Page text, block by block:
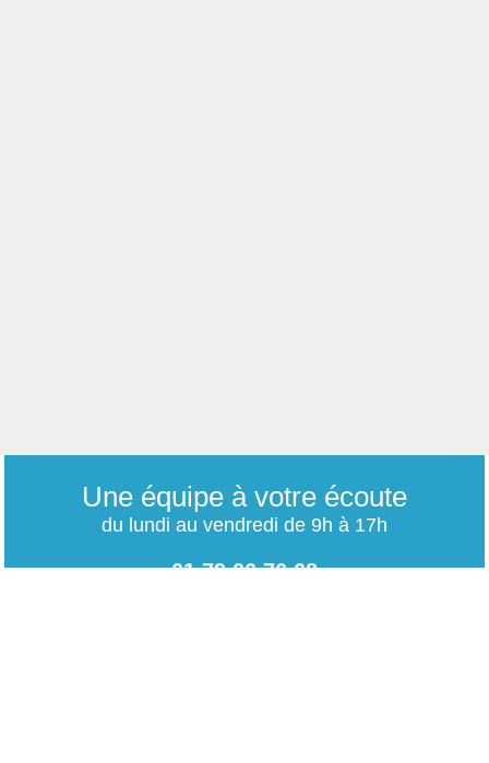
Une équipe à votre écoute
du lundi au vendredi de 9h à 17h
01 79 06 76 68